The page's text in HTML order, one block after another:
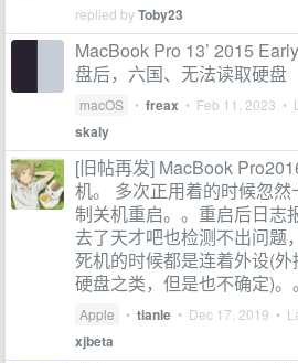
replied byToby23
MacBook Pro 13’ 2015
盘后，六国、无法读取硬盘
macOS • freax • Feb 11, 2023 •
skaly
[旧帖再发] MacBook
机。 多次正用着的时候忽然
制关机重启。。重启后日志
去了天才吧也检测不出问题
死机的时候都是连着外设(
硬盘之类，但是也不确定)。。
Apple • tianle • Dec 17, 2019 •
xjbeta